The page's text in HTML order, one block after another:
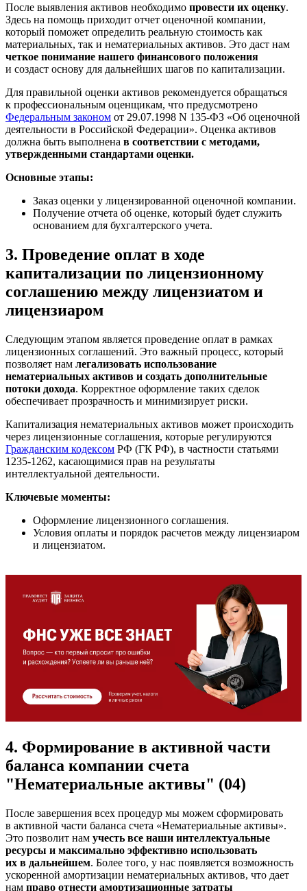
После выявления активов необходимо провести их оценку.
Здесь на помощь приходит отчет оценочной компании,
который поможет определить реальную стоимость как
материальных, так и нематериальных активов. Это даст нам
четкое понимание нашего финансового положения
и создаст основу для дальнейших шагов по капитализации.
Для правильной оценки активов рекомендуется обращаться
к профессиональным оценщикам, что предусмотрено
Федеральным законом от 29.07.1998 N 135-ФЗ «Об оценочной
деятельности в Российской Федерации». Оценка активов
должна быть выполнена в соответствии с методами,
утвержденными стандартами оценки.
Основные этапы:
Заказ оценки у лицензированной оценочной компании.
Получение отчета об оценке, который будет служить
основанием для бухгалтерского учета.
3. Проведение оплат в ходе
капитализации по лицензионному
соглашению между лицензиатом и
лицензиаром
Следующим этапом является проведение оплат в рамках
лицензионных соглашений. Это важный процесс, который
позволяет нам легализовать использование
нематериальных активов и создать дополнительные
потоки дохода. Корректное оформление таких сделок
обеспечивает прозрачность и минимизирует риски.
Капитализация нематериальных активов может происходить
через лицензионные соглашения, которые регулируются
Гражданским кодексом РФ (ГК РФ), в частности статьями
1235-1262, касающимися прав на результаты
интеллектуальной деятельности.
Ключевые моменты:
Оформление лицензионного соглашения.
Условия оплаты и порядок расчетов между лицензиаром
и лицензиатом.
4. Формирование в активной части
баланса компании счета
"Нематериальные активы" (04)
После завершения всех процедур мы можем сформировать
в активной части баланса счета «Нематериальные активы».
Это позволит нам учесть все наши интеллектуальные
ресурсы и максимально эффективно использовать
их в дальнейшем. Более того, у нас появляется возможность
ускоренной амортизации нематериальных активов, что дает
нам право отнести амортизационные затраты